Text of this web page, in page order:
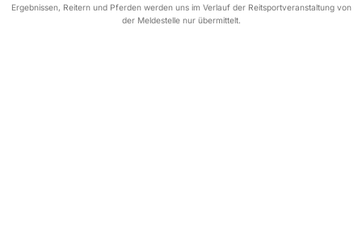
Ergebnissen, Reitern und Pferden werden uns im Verlauf der Reitsportveranstaltung von
der Meldestelle nur übermittelt.